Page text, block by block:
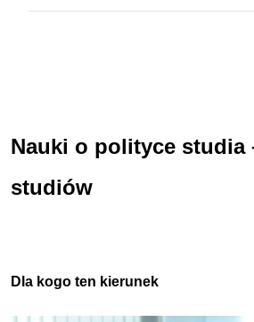
Nauki o polityce studia
studiów
Dla kogo ten kierunek